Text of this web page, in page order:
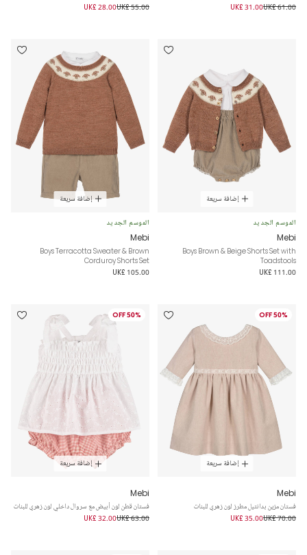
UK£ 61.00
UK£ 31.00
UK£ 55.00
UK£ 28.00
إضافة سريعة
الموسم الجديد
Mebi
Boys Brown & Beige Shorts Set with
Toadstools
UK£ 111.00
إضافة سريعة
الموسم الجديد
Mebi
Boys Terracotta Sweater & Brown
Corduroy Shorts Set
UK£ 105.00
50% OFF
إضافة سريعة
Mebi
فستان مزين بدانتيل مطرز لون زهري للبنات
UK£ 70.00
UK£ 35.00
50% OFF
إضافة سريعة
Mebi
فستان قطن لون أبيض مع سروال داخلي لون زهري للبنات
UK£ 63.00
UK£ 32.00